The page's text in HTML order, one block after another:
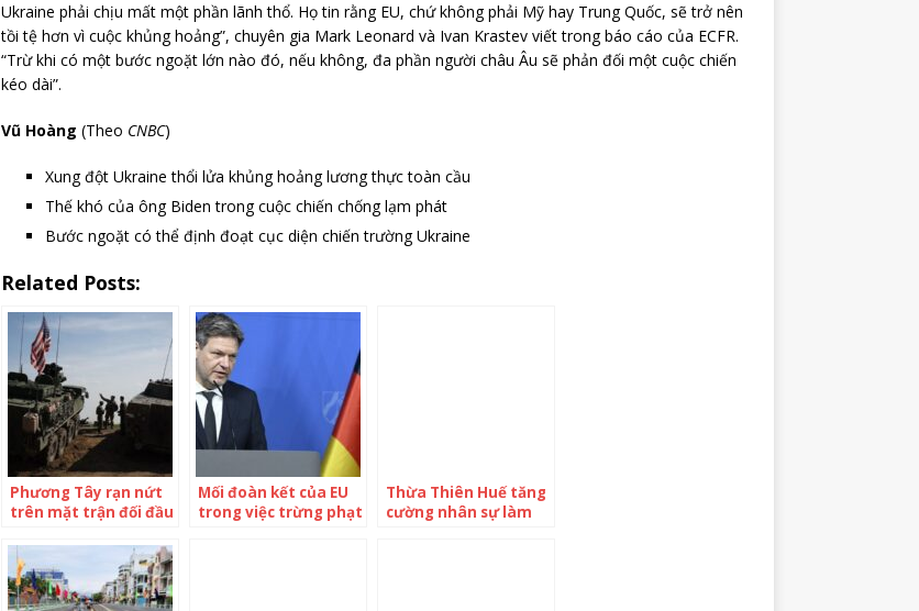
Ukraine phải chịu mất một phần lãnh thổ. Họ tin rằng EU, chứ không phải Mỹ hay Trung Quốc, sẽ trở nên
tồi tệ hơn vì cuộc khủng hoảng”, chuyên gia Mark Leonard và Ivan Krastev viết trong báo cáo của ECFR.
“Trừ khi có một bước ngoặt lớn nào đó, nếu không, đa phần người châu Âu sẽ phản đối một cuộc chiến
kéo dài”.
Vũ Hoàng (Theo CNBC)
Xung đột Ukraine thổi lửa khủng hoảng lương thực toàn cầu
Thế khó của ông Biden trong cuộc chiến chống lạm phát
Bước ngoặt có thể định đoạt cục diện chiến trường Ukraine
Related Posts:
Phương Tây rạn nứt
trên mặt trận đối đầu
Mối đoàn kết của EU
trong việc trừng phạt
Thừa Thiên Huế tăng
cường nhân sự làm